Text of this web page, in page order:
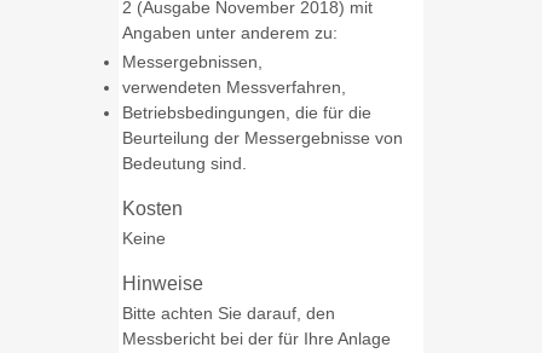
2 (Ausgabe November 2018) mit
Angaben unter anderem zu:
Messergebnissen,
verwendeten Messverfahren,
Betriebsbedingungen, die für die
Beurteilung der Messergebnisse von
Bedeutung sind.
Kosten
Keine
Hinweise
Bitte achten Sie darauf, den
Messbericht bei der für Ihre Anlage